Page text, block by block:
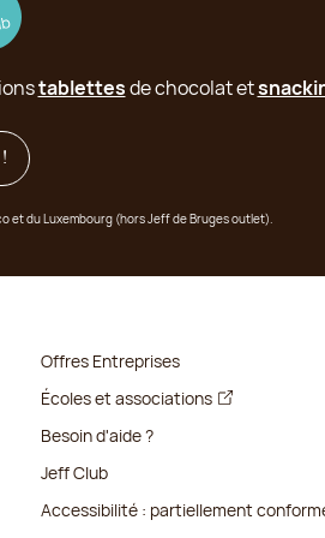
tablettesde chocolat et
et du Luxembourg (hors Jeff de Bruges outlet).
Offres Entreprises
Écoles et associations
Besoin d'aide ?
Jeff Club
Accessibilité : partiellement